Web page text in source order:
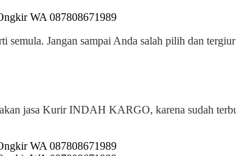
Jangan sampai Anda salah pilih dan
jasa Kurir INDAH KARGO, karena sudah